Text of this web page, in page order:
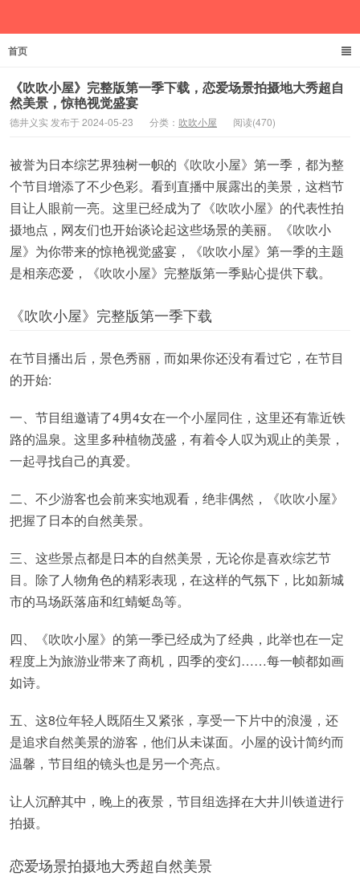
首页
《吹吹小屋》完整版第一季下载，恋爱场景拍摄地大秀超自
然美景，惊艳视觉盛宴
德井义实 发布于 2024-05-23 分类： 吹吹小屋 阅读(470)
被誉为日本综艺界独树一帜的《吹吹小屋》第一季，都为整
个节目增添了不少色彩。看到直播中展露出的美景，这档节
目让人眼前一亮。这里已经成为了《吹吹小屋》的代表性拍
摄地点，网友们也开始谈论起这些场景的美丽。《吹吹小
屋》为你带来的惊艳视觉盛宴，《吹吹小屋》第一季的主题
是相亲恋爱，《吹吹小屋》完整版第一季贴心提供下载。
《吹吹小屋》完整版第一季下载
在节目播出后，景色秀丽，而如果你还没有看过它，在节目
的开始:
一、节目组邀请了4男4女在一个小屋同住，这里还有靠近铁
路的温泉。这里多种植物茂盛，有着令人叹为观止的美景，
一起寻找自己的真爱。
二、不少游客也会前来实地观看，绝非偶然，《吹吹小屋》
把握了日本的自然美景。
三、这些景点都是日本的自然美景，无论你是喜欢综艺节
目。除了人物角色的精彩表现，在这样的气氛下，比如新城
市的马场跃落庙和红蜻蜓岛等。
四、《吹吹小屋》的第一季已经成为了经典，此举也在一定
程度上为旅游业带来了商机，四季的变幻……每一帧都如画
如诗。
五、这8位年轻人既陌生又紧张，享受一下片中的浪漫，还
是追求自然美景的游客，他们从未谋面。小屋的设计简约而
温馨，节目组的镜头也是另一个亮点。
让人沉醉其中，晚上的夜景，节目组选择在大井川铁道进行
拍摄。
恋爱场景拍摄地大秀超自然美景